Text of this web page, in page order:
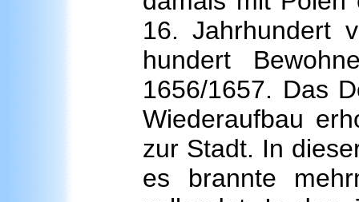
16. Jahrhundert
hundert
1656/1657. Das
Wiederaufbau
zur Stadt. In
es brannte